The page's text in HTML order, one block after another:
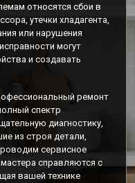
относятся сбои в
утечки хладагента,
или нарушения
могут
и создавать
ремонт
спектр
диагностику,
из строя детали,
сервисное
справляются с
вашей технике